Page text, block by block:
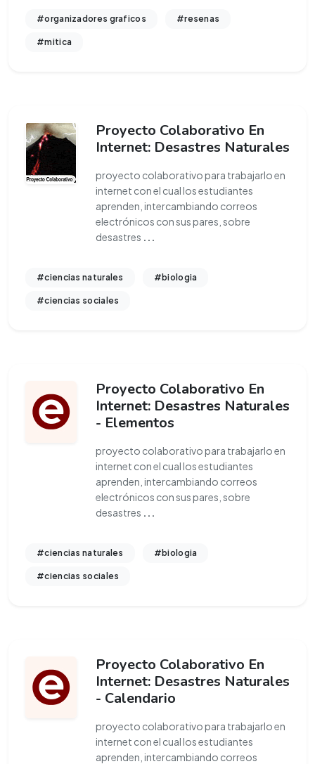
#organizadores graficos #resenas
#mitica
Proyecto Colaborativo En
Internet: Desastres Naturales
proyecto colaborativo para trabajarlo en
internet con el cual los estudiantes
aprenden, intercambiando correos
electrónicos con sus pares, sobre
desastres ...
#ciencias naturales #biologia
#ciencias sociales
Proyecto Colaborativo En
Internet: Desastres Naturales
- Elementos
proyecto colaborativo para trabajarlo en
internet con el cual los estudiantes
aprenden, intercambiando correos
electrónicos con sus pares, sobre
desastres ...
#ciencias naturales #biologia
#ciencias sociales
Proyecto Colaborativo En
Internet: Desastres Naturales
- Calendario
proyecto colaborativo para trabajarlo en
internet con el cual los estudiantes
aprenden, intercambiando correos